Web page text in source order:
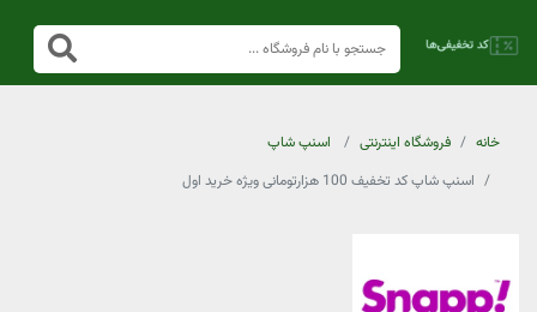
خانه فروشگاه اینترنتی
اسنپ شاپ
اسنپ شاپ کد تخفیف 100 هزارتومانی ویژه خرید اول